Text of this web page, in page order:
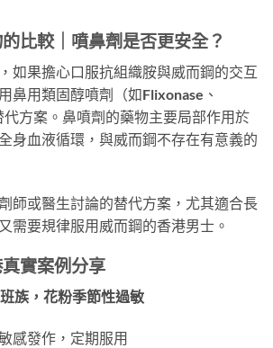
比較｜噴鼻劑是否更安全？
如果擔心口服抗組織胺與威而鋼的交互
鼻用類固醇噴劑（如Flixonase、
方案。鼻噴劑的藥物主要局部作用於
身血液循環，與威而鋼不存在有意義的
師或醫生討論的替代方案，尤其適合長
需要規律服用威而鋼的香港男士。
實案例分享
族，花粉季節性過敏
感發作，定期服用